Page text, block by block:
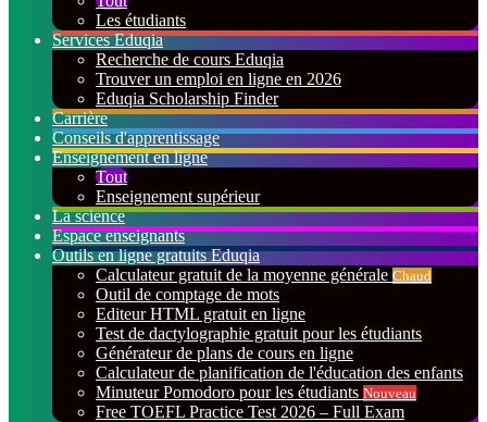
Les étudiants
Services Eduqia
Recherche de cours Eduqia
Trouver un emploi en ligne en 2026
Eduqia Scholarship Finder
Carrière
Conseils d'apprentissage
Enseignement en ligne
Tout
Enseignement supérieur
La science
Espace enseignants
Outils en ligne gratuits Eduqia
Calculateur gratuit de la moyenne générale Chaud
Outil de comptage de mots
Editeur HTML gratuit en ligne
Test de dactylographie gratuit pour les étudiants
Générateur de plans de cours en ligne
Calculateur de planification de l'éducation des enfants
Minuteur Pomodoro pour les étudiants Nouveau
Free TOEFL Practice Test 2026 – Full Exam